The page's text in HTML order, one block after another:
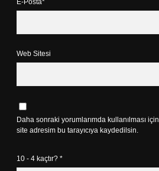
E-Posta*
Web Sitesi
Daha sonraki yorumlarımda kullanılması
site adresim bu tarayıcıya kaydedilsin.
10 - 4 kaçtır? *